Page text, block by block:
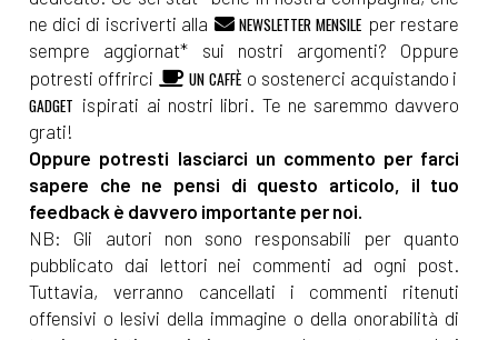
ne dici di iscriverti alla
NEWSLETTER MENSILE per restare
sempre aggiornat* sui nostri argomenti? Oppure
potresti offrirci
UN CAFFÈ o sostenerci acquistando i
GADGET ispirati ai nostri libri. Te ne saremmo davvero
grati!
Oppure potresti lasciarci un commento per farci
sapere che ne pensi di questo articolo, il tuo
feedback è davvero importante per noi.
NB: Gli autori non sono responsabili per quanto
pubblicato dai lettori nei commenti ad ogni post.
Tuttavia, verranno cancellati i commenti ritenuti
offensivi o lesivi della immagine o della onorabilità di